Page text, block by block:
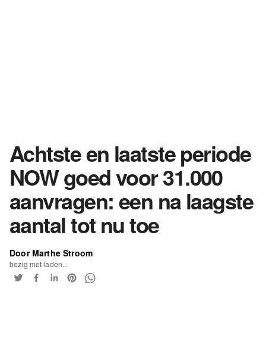
Achtste en laatste periode
NOW goed voor 31.000
aanvragen: een na laagste
aantal tot nu toe
Door Marthe Stroom
bezig met laden...